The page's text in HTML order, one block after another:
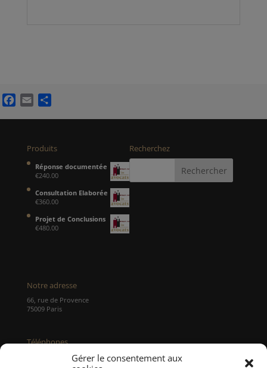
Gérer le consentement aux
Facebook
Email
Produits
Réponse documentée
€240.00
Consultation Elaborée
€360.00
Projet de Conclusions
€480.00
Recherchez
Notre adresse
66, rue de Provence
75009 Paris
Téléphones
Tél : 01 48 00 09 49
06 74 41 69 35